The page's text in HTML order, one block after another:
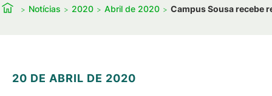
Notícias 2020 Abril de 2020 Campus Sousa recebe
20 DE ABRIL DE 2020